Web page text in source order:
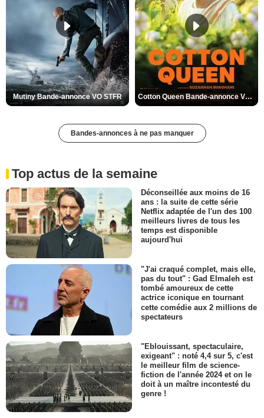
Mutiny Bande-annonce VO STFR Cotton Queen Bande-annonce VO STFR
Bandes-annonces à ne pas manquer
Top actus de la semaine
Déconseillée aux moins de 16
ans : la suite de cette série
Netflix adaptée de l'un des 100
meilleurs livres de tous les
temps est disponible
aujourd'hui
"J'ai craqué complet, mais elle,
pas du tout" : Gad Elmaleh est
tombé amoureux de cette
actrice iconique en tournant
cette comédie aux 2 millions de
spectateurs
"Eblouissant, spectaculaire,
exigeant" : noté 4,4 sur 5, c'est
le meilleur film de science-
fiction de l'année 2024 et on le
doit à un maître incontesté du
genre !